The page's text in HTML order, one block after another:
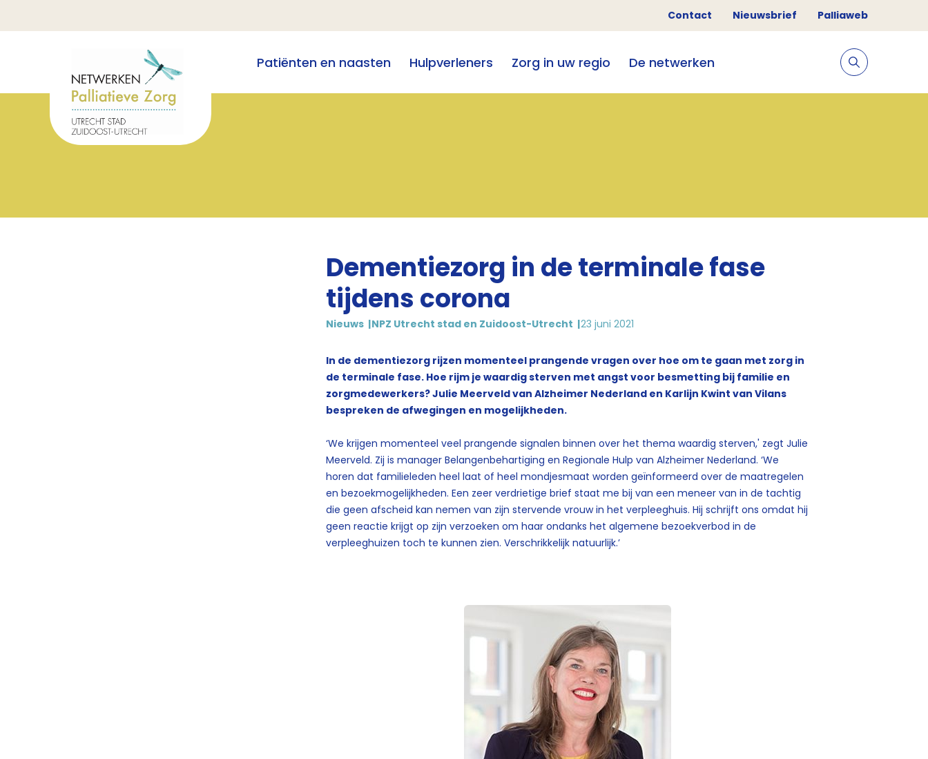
Contact Nieuwsbrief Palliaweb
Patiënten en naasten Hulpverleners Zorg in uw regio De netwerken
Dementiezorg in de terminale fase
tijdens corona
Nieuws NPZ Utrecht stad en Zuidoost-Utrecht 23 juni 2021
In de dementiezorg rijzen momenteel prangende vragen over hoe om te gaan met zorg in
de terminale fase. Hoe rijm je waardig sterven met angst voor besmetting bij familie en
zorgmedewerkers? Julie Meerveld van Alzheimer Nederland en Karlijn Kwint van Vilans
bespreken de afwegingen en mogelijkheden.
‘We krijgen momenteel veel prangende signalen binnen over het thema waardig sterven,' zegt Julie
Meerveld. Zij is manager Belangenbehartiging en Regionale Hulp van Alzheimer Nederland. ‘We
horen dat familieleden heel laat of heel mondjesmaat worden geïnformeerd over de maatregelen
en bezoekmogelijkheden. Een zeer verdrietige brief staat me bij van een meneer van in de tachtig
die geen afscheid kan nemen van zijn stervende vrouw in het verpleeghuis. Hij schrijft ons omdat hij
geen reactie krijgt op zijn verzoeken om haar ondanks het algemene bezoekverbod in de
verpleeghuizen toch te kunnen zien. Verschrikkelijk natuurlijk.’